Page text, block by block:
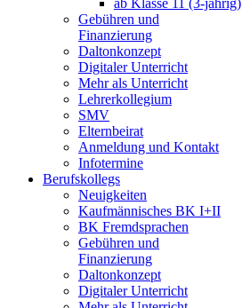
ab Klasse 11 (3-jährig)
Gebühren und
Finanzierung
Daltonkonzept
Digitaler Unterricht
Mehr als Unterricht
Lehrerkollegium
SMV
Elternbeirat
Anmeldung und Kontakt
Infotermine
Berufskollegs
Neuigkeiten
Kaufmännisches BK I+II
BK Fremdsprachen
Gebühren und
Finanzierung
Daltonkonzept
Digitaler Unterricht